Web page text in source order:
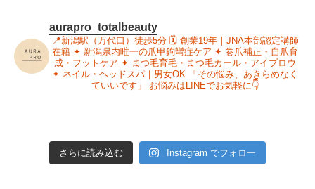
aurapro_totalbeauty
📍新潟駅（万代口）徒歩5分🗓 創業19年｜JNA本部認定講師
在籍 ✦ 新潟県内唯一の爪甲鉤彎症ケア ✦ 巻爪補正・自爪育
成・フットケア ✦ まつ毛育毛・まつ毛カール・アイブロウ
✦ ネイル・ヘッドスパ｜男女OK 「その悩み、あきらめなく
ていいです」
お悩みはLINEでお気軽に👇
さらに読み込む Instagram でフォロー